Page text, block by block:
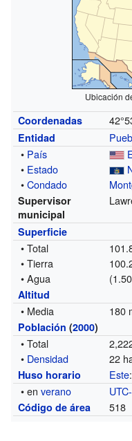
Ubicación
Coordenadas
Entidad
• País
• Estado
•Condado
Supervisor
municipal
Superficie
• Total
• Tierra
• Agua
Altitud
• Media 180
Población (2000)
• Total
• Densidad 22
Huso horario Este:
• enverano
Código de área 518